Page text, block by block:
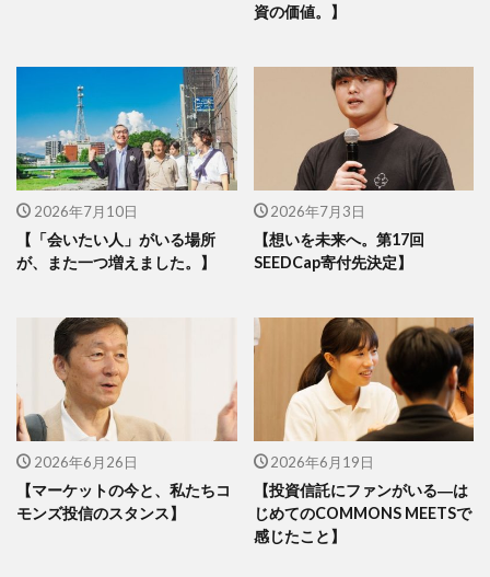
資の価値。】
2026年7月10日
【「会いたい人」がいる場所
が、また一つ増えました。】
2026年7月3日
【想いを未来へ。第17回
SEEDCap寄付先決定】
2026年6月26日
【マーケットの今と、私たちコ
モンズ投信のスタンス】
2026年6月19日
【投資信託にファンがいる―は
じめてのCOMMONS MEETSで
感じたこと】